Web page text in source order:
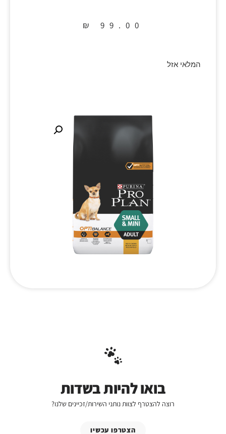
₪ 99.00
המלאי אזל
בואו להיות בשדות
רוצה להצטרף לצוות נותני השירות/זכיינים שלנו?
הצטרפו עכשיו